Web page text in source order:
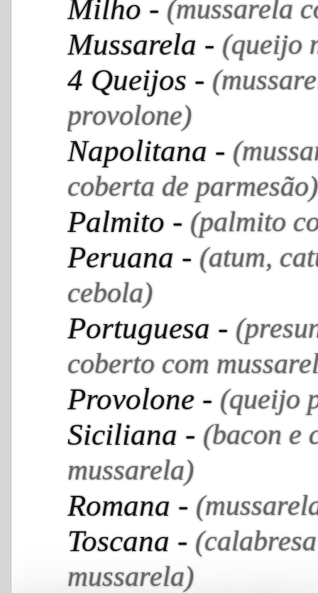
Milho - (mussarela
Mussarela - (queijo
4 Queijos -
provolone)
Napolitana -
coberta de parmesão)
Palmito - (palmito
Peruana - (atum,
cebola)
Portuguesa -
coberto com
Provolone - (queijo
Siciliana - (bacon e
mussarela)
Romana -
Toscana -
mussarela)